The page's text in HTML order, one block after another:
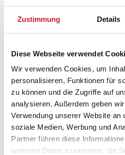
Zustimmung Details
Diese Webseite verwendet
Wir verwenden Cookies, um
personalisieren, Funktionen für
zu können und die Zugriffe auf
analysieren. Außerdem geben
Verwendung unserer Website an
soziale Medien, Werbung und
Partner führen diese
weiteren Daten zusammen, die
Lageplan
Adresse
Ferienhaus 57009
Bøgevej 9
8500 Grenå